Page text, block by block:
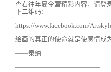
查看往年夏令营精彩内容，请登
下二维码：
https://www.facebook.com/
绘画的真正的使命就是使感情成
——泰纳
—————————————